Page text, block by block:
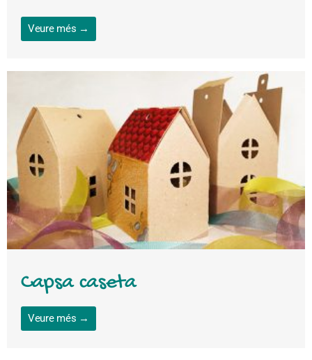
Veure més →
Capsa caseta
Veure més →